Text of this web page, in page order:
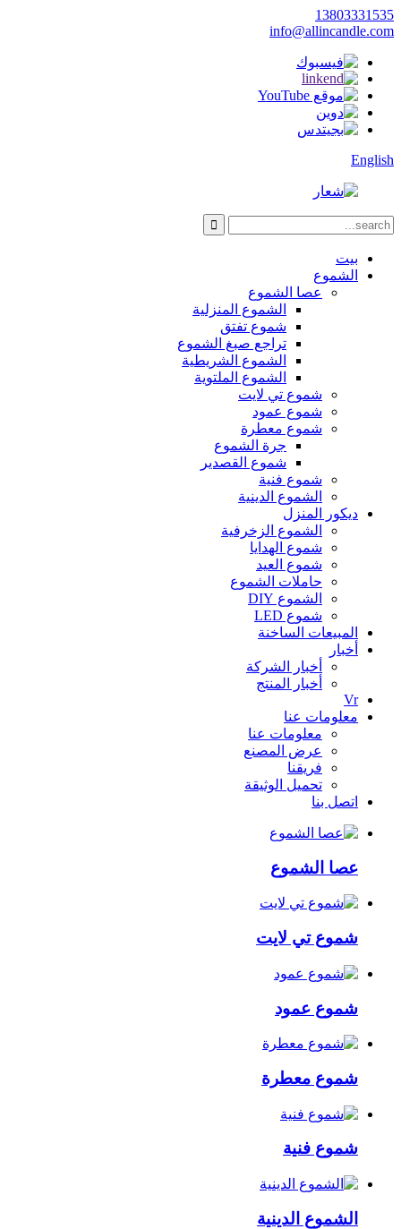
13803331535
info@allincandle.com
English
بيت
الشموع
عصا الشموع
الشموع المنزلية
شموع تفتق
تراجع صبغ الشموع
الشموع الشريطية
الشموع الملتوية
شموع تي لايت
شموع عمود
شموع معطرة
جرة الشموع
شموع القصدير
شموع فنية
الشموع الدينية
ديكور المنزل
الشموع الزخرفية
شموع الهدايا
شموع العيد
حاملات الشموع
الشموع DIY
شموع LED
المبيعات الساخنة
أخبار
أخبار الشركة
أخبار المنتج
Vr
معلومات عنا
معلومات عنا
عرض المصنع
فريقنا
تحميل الوثيقة
اتصل بنا
عصا الشموع
شموع تي لايت
شموع عمود
شموع معطرة
شموع فنية
الشموع الدينية